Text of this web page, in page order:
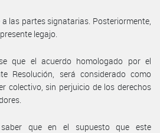
a las partes signatarias. Posteriormente,
legajo.
que el acuerdo homologado por el
Resolución, será considerado como
colectivo, sin perjuicio de los derechos
saber que en el supuesto que este